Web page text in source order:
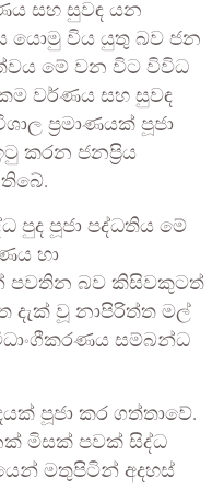
සහ සුවඳ යන
යොමු විය යුතු බව ජන
මේ වන විට විවිධ
වර්ණය සහ සුවඳ
ප්‍රමාණයක් පූජා
කරන ජනප්‍රිය
පුද පූජා පද්ධතිය මේ
හා
පවතින බව කිසිවකුටත්
දැක් වූ නාපිරිත්ත මල්
සම්බන්ධ
පූජා කර ගත්තාවේ.
මිසක් පවක් සිද්ධ
මතුපිටින් අදහස්